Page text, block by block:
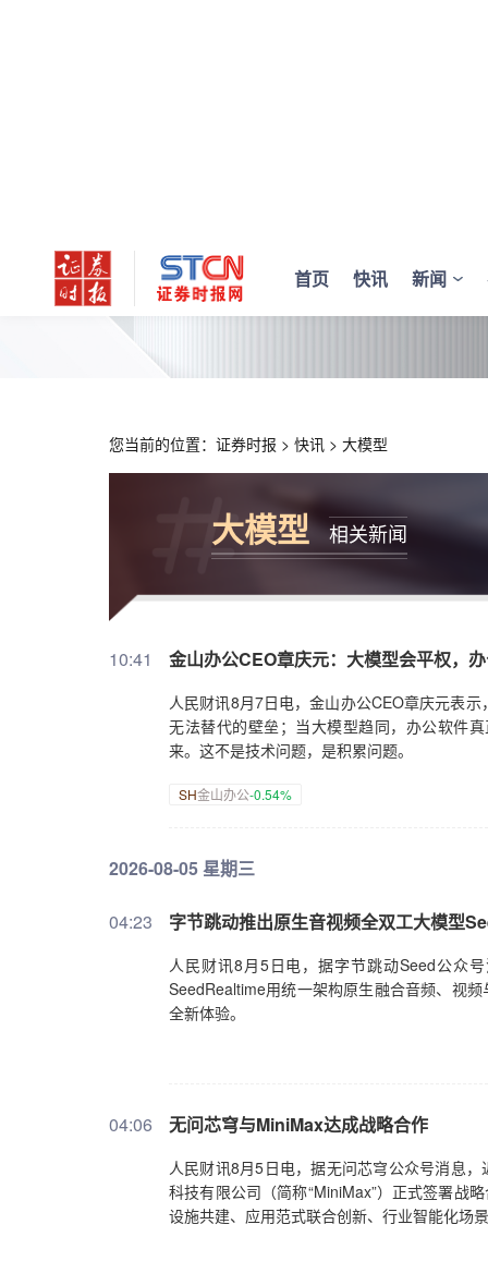
首页 快讯 新闻
您当前的位置： 证券时报 > 快讯 > 大模型
大模型 相关新闻
10:41 金山办公CEO章庆元：大模型会平权，
人民财讯8月7日电，金山办公CEO章庆元表
无法替代的壁垒；当大模型趋同，办公软件
来。这不是技术问题，是积累问题。
SH金山办公-0.54%
2026-08-05 星期三
04:23 字节跳动推出原生音视频全双工大模型
人民财讯8月5日电，据字节跳动Seed公众
SeedRealtime用统一架构原生融合音频、视
全新体验。
04:06 无问芯穹与MiniMax达成战略合作
人民财讯8月5日电，据无问芯穹公众号消息
科技有限公司（简称“MiniMax”）正式签署战
设施共建、应用范式联合创新、行业智能化场